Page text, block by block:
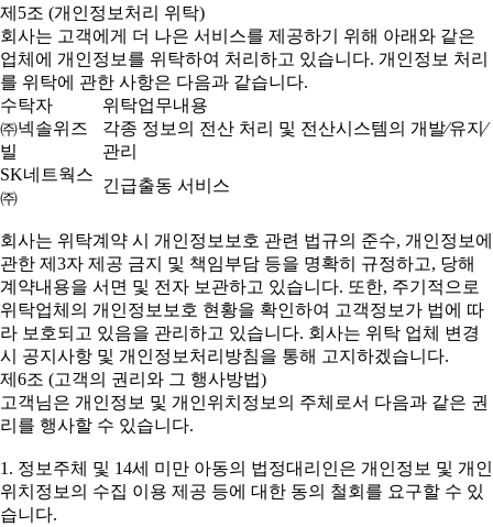
제5조 (개인정보처리 위탁)
회사는 고객에게 더 나은 서비스를 제공하기 위해 아래와 같은
업체에 개인정보를 위탁하여 처리하고 있습니다. 개인정보 처리
를 위탁에 관한 사항은 다음과 같습니다.
수탁자
위탁업무내용
㈜넥솔위즈
빌
각종 정보의 전산 처리 및 전산시스템의 개발⁄유지⁄
관리
SK네트웍스
㈜
긴급출동 서비스
회사는 위탁계약 시 개인정보보호 관련 법규의 준수, 개인정보에
관한 제3자 제공 금지 및 책임부담 등을 명확히 규정하고, 당해
계약내용을 서면 및 전자 보관하고 있습니다. 또한, 주기적으로
위탁업체의 개인정보보호 현황을 확인하여 고객정보가 법에 따
라 보호되고 있음을 관리하고 있습니다. 회사는 위탁 업체 변경
시 공지사항 및 개인정보처리방침을 통해 고지하겠습니다.
제6조 (고객의 권리와 그 행사방법)
고객님은 개인정보 및 개인위치정보의 주체로서 다음과 같은 권
리를 행사할 수 있습니다.
1. 정보주체 및 14세 미만 아동의 법정대리인은 개인정보 및 개인
위치정보의 수집 이용 제공 등에 대한 동의 철회를 요구할 수 있
습니다.